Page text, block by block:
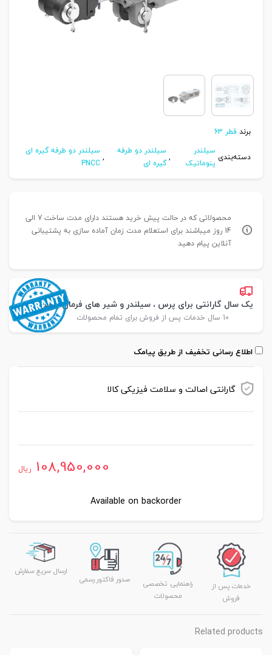
برند قطر 63
دسته‌بندی سیلندر
پنوماتیک
, سیلندر دو طرفه
گیره ای
, سیلندر دو طرفه گیره ای
PNCC
محصولاتی که در حالت پیش خرید هستند دارای مدت ساخت 7 الی
14 روز میباشند برای استعلام مدت زمان آماده سازی به پشتیبانی
آنلاین پیام دهید
یک سال گارانتی برای پرس ، سیلندر و شیر های فرمان پارس
10 سال خدمات پس از فروش برای تمام محصولات
اطلاع رسانی تخفیف از طریق پیامک
گارانتی اصالت و سلامت فیزیکی کالا
108,950,000 ریال
Available on backorder
خدمات پس از
فروش
راهنمایی تخصصی
محصولات
صدور فاکتور رسمی
ارسال سریع سفارش
Related products